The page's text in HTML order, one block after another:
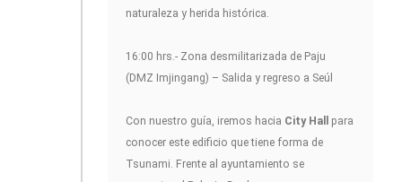
naturaleza y herida histórica.
16:00 hrs.- Zona desmilitarizada de Paju
(DMZ Imjingang) – Salida y regreso a Seúl
Con nuestro guía, iremos hacia City Hall para
conocer este edificio que tiene forma de
Tsunami. Frente al ayuntamiento se